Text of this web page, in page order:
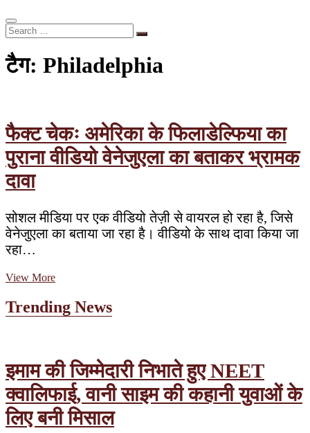
Search
…
टैग: Philadelphia
फैक्ट चेकः अमेरिका के फिलाडेल्फिया का
पुराना वीडियो वेनेजुएला का बताकर भ्रामक
दावा
सोशल मीडिया पर एक वीडियो तेज़ी से वायरल हो रहा है, जिसे
वेनेजुएला का बताया जा रहा है। वीडियो के साथ दावा किया जा
रहा…
View Moreफैक्ट
अमेरिका
के
वीडियो
वेनेजुएला
का
बताकर
भ्रामक
दावा
Trending News
इमाम की जिम्मेदारी निभाते हुए NEET
क्वालिफाई, वानी साइम की कहानी युवाओं के
लिए बनी मिसाल